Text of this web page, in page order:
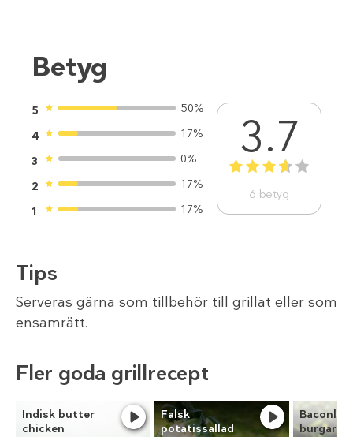
Betyg
5
50%
4
17%
3
0%
2
17%
1
17%
3.7
1 2 3 4 5
6 betyg
Tips
Serveras gärna som tillbehör till grillat eller som
ensamrätt.
Fler goda grillrecept
Indisk butter
chicken
Falsk
potatissallad
burgare